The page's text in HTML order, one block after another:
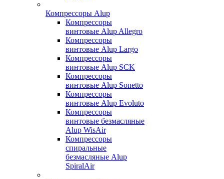
Компрессоры Alup
Компрессоры
винтовые Alup Allegro
Компрессоры
винтовые Alup Largo
Компрессоры
винтовые Alup SCK
Компрессоры
винтовые Alup Sonetto
Компрессоры
винтовые Alup Evoluto
Компрессоры
винтовые безмасляные
Alup WisAir
Компрессоры
спиральные
безмасляные Alup
SpiralAir